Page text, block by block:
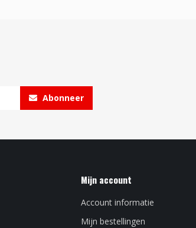
Abonneer
Mijn account
Account informatie
Mijn bestellingen